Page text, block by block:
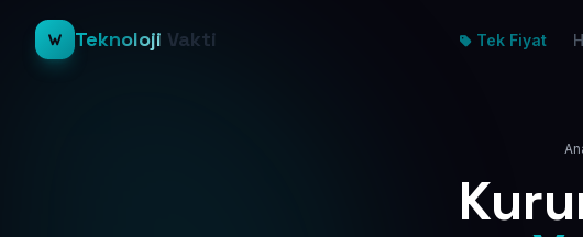
Teknoloji Vakti Tek Fiyat